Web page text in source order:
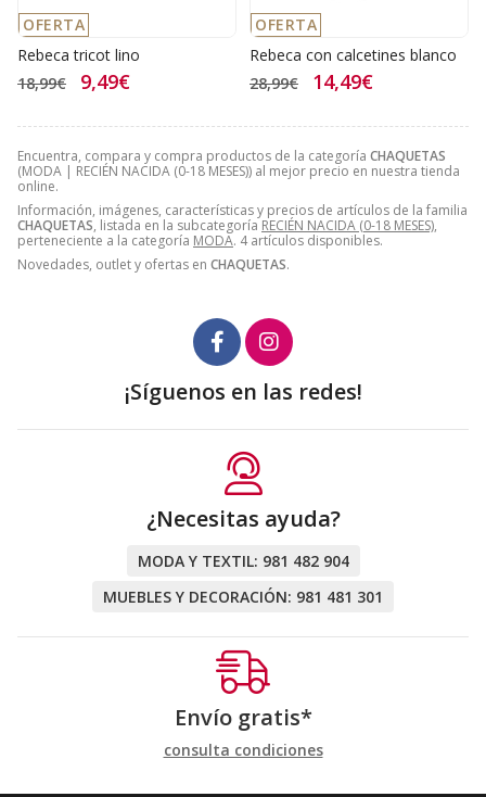
Encuentra, compara y compra productos de la categoría CHAQUETAS
(MODA | RECIÉN NACIDA (0-18 MESES)) al mejor precio en nuestra tienda
online.
Información, imágenes, características y precios de artículos de la familia
CHAQUETAS, listada en la subcategoría RECIÉN NACIDA (0-18 MESES),
perteneciente a la categoría MODA. 4 artículos disponibles.
Novedades, outlet y ofertas en CHAQUETAS.
OFERTA
Rebeca tricot lino
18,99€
9,49€
OFERTA
Rebeca con calcetines blanco
28,99€
14,49€
¡Síguenos en las redes!
¿Necesitas ayuda?
MODA Y TEXTIL: 981 482 904
MUEBLES Y DECORACIÓN: 981 481 301
Envío gratis*
consulta condiciones